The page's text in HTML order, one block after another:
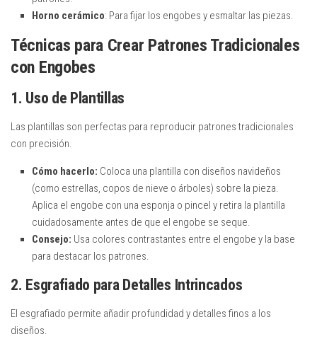
Horno cerámico: Para fijar los engobes y esmaltar las piezas.
Técnicas para Crear Patrones Tradicionales
con Engobes
1. Uso de Plantillas
Las plantillas son perfectas para reproducir patrones tradicionales
con precisión.
Cómo hacerlo: Coloca una plantilla con diseños navideños
(como estrellas, copos de nieve o árboles) sobre la pieza.
Aplica el engobe con una esponja o pincel y retira la plantilla
cuidadosamente antes de que el engobe se seque.
Consejo: Usa colores contrastantes entre el engobe y la base
para destacar los patrones.
2. Esgrafiado para Detalles Intrincados
El esgrafiado permite añadir profundidad y detalles finos a los
diseños.